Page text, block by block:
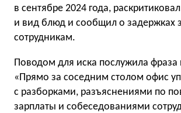
в сентябре 2024 года,
и вид блюд и сообщил о задержках
сотрудникам.
Поводом для иска послужила фраза
«Прямо за соседним столом офис
с разборками, разъяснениями по
зарплаты и собеседованиями